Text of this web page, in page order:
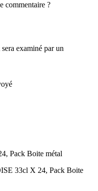
commentaire ?
examiné par un
33cl X 24, Pack Boite